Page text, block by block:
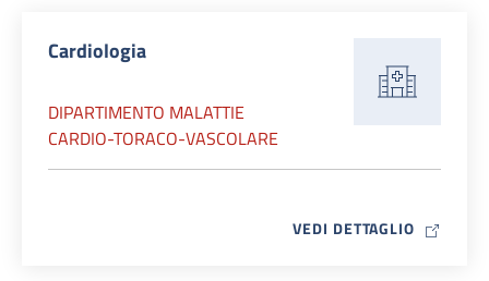
Cardiologia
DIPARTIMENTO MALATTIE
CARDIO-TORACO-VASCOLARE
VEDI DETTAGLIO MAP ICON